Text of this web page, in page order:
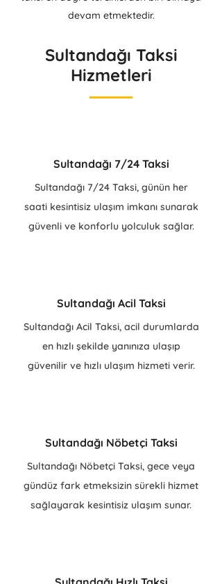
devam etmektedir.
Sultandağı Taksi
Hizmetleri
Sultandağı 7/24 Taksi
Sultandağı 7/24 Taksi, günün her
saati kesintisiz ulaşım imkanı sunarak
güvenli ve konforlu yolculuk sağlar.
Sultandağı Acil Taksi
Sultandağı Acil Taksi, acil durumlarda
en hızlı şekilde yanınıza ulaşıp
güvenilir ve hızlı ulaşım hizmeti verir.
Sultandağı Nöbetçi Taksi
Sultandağı Nöbetçi Taksi, gece veya
gündüz fark etmeksizin sürekli hizmet
sağlayarak kesintisiz ulaşım sunar.